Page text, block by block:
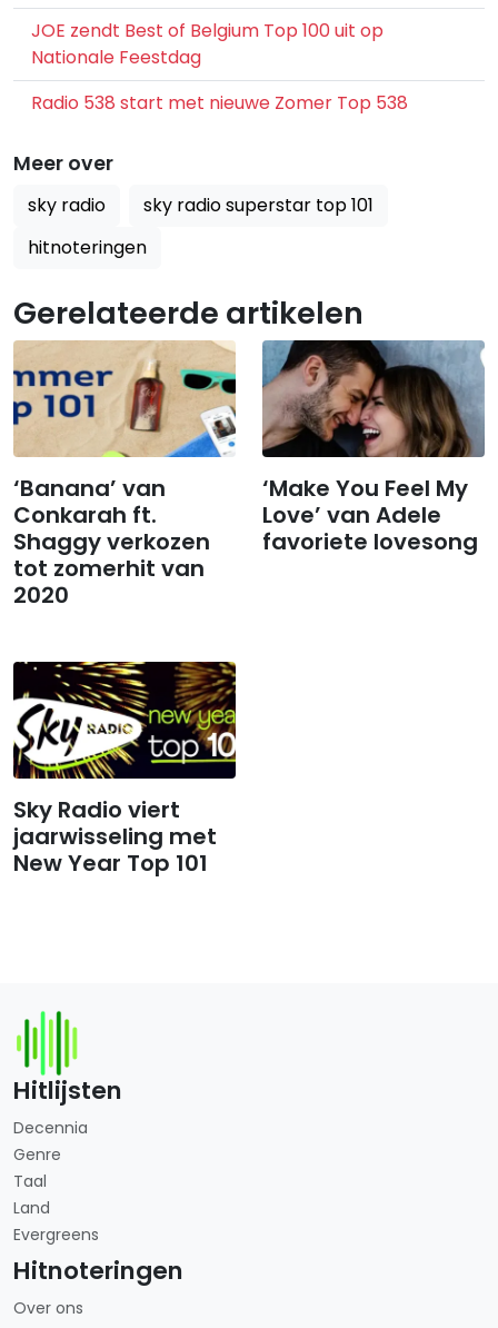
JOE zendt Best of Belgium Top 100 uit op
Nationale Feestdag
Radio 538 start met nieuwe Zomer Top 538
Meer over
sky radio
sky radio superstar top 101
hitnoteringen
Gerelateerde artikelen
‘Banana’ van
Conkarah ft.
Shaggy verkozen
tot zomerhit van
2020
‘Make You Feel My
Love’ van Adele
favoriete lovesong
Sky Radio viert
jaarwisseling met
New Year Top 101
Hitlijsten
Decennia
Genre
Taal
Land
Evergreens
Hitnoteringen
Over ons